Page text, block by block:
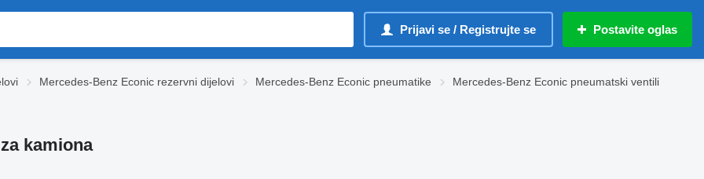
Prijavi se / Registrujte se Postavite oglas
Mercedes-Benz Econic rezervni dijelovi Mercedes-Benz Econic pneumatikе
Mercedes-Benz Econic pneumatski ventili
kamiona